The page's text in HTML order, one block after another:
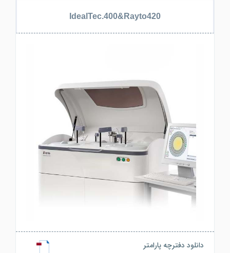
IdealTec.400&Rayto420
دانلود دفترچه پارامتر